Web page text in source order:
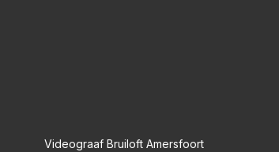
Videograaf Bruiloft Amersfoort